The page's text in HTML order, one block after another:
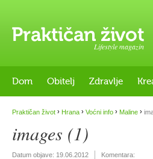
Lifestyle magazin
Dom Obitelj Zdravlje
Praktičan život › Hrana › Voćni info › Maline ›
images (1)
Datum objave: 19.06.2012 Komentara: